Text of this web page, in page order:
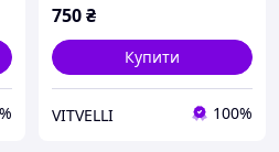
750₴
Купити
VITVELLI 100%